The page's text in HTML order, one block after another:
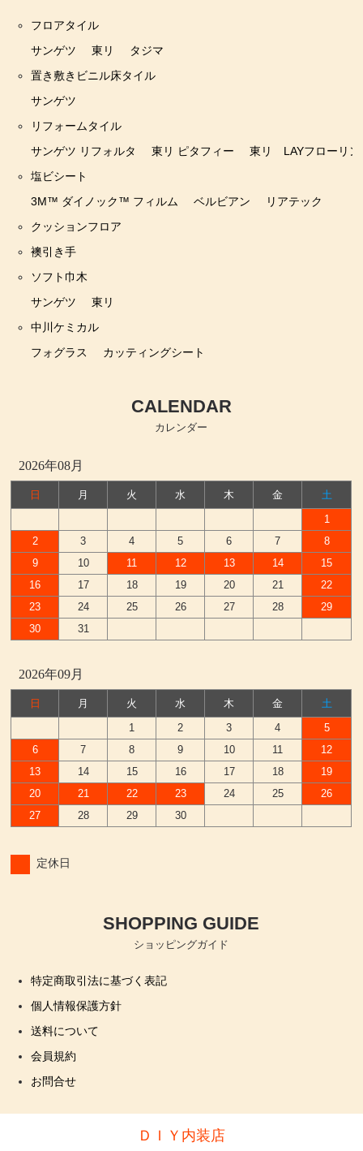
フロアタイル
サンゲツ
東リ
タジマ
置き敷きビニル床タイル
サンゲツ
リフォームタイル
サンゲツ リフォルタ
東リ ピタフィー
東リ LAYフローリン
塩ビシート
3M™ ダイノック™ フィルム
ベルビアン
リアテック
クッションフロア
襖引き手
ソフト巾木
サンゲツ
東リ
中川ケミカル
フォグラス
カッティングシート
CALENDAR
カレンダー
2026年08月
日 月 火 水 木 金
土
1
2
3 4 5 6 7
8
9
10 11 12 13 14
15
16
17 18 19 20 21
22
23
24 25 26 27 28
29
30
31
2026年09月
日 月 火 水 木 金
土
1
2 3 4
5
6
7 8 9 10 11
12
13
14 15 16 17 18
19
20
21 22 23 24 25
26
27
28 29 30
定休日
SHOPPING GUIDE
ショッピングガイド
特定商取引法に基づく表記
個人情報保護方針
送料について
会員規約
お問合せ
ＤＩＹ内装店